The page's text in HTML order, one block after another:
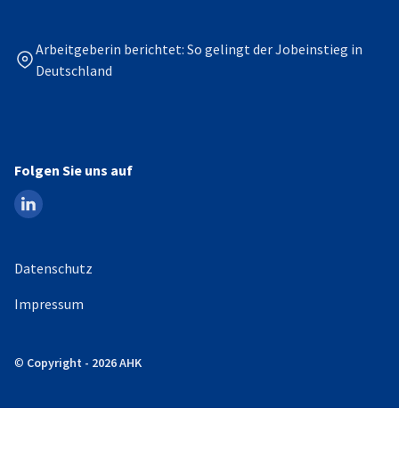
Arbeitgeberin berichtet: So gelingt der Jobeinstieg in
Deutschland
Folgen Sie uns auf
linkedin
Datenschutz
Impressum
© Copyright - 2026 AHK